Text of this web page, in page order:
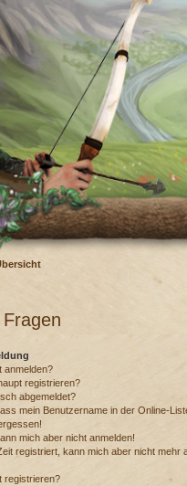
anmelden?
registrieren?
abgemeldet?
mein Benutzername in der Online-
mich aber nicht anmelden!
registriert, kann mich aber nicht mehr
registrieren?